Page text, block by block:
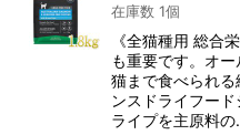
在庫数 1個
《全猫種用 総合
も重要です。オ
猫まで食べられ
ンスドライフー
ライプを主原料